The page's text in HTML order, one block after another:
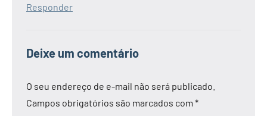
Responder
Deixe um comentário
O seu endereço de e-mail não será publicado.
Campos obrigatórios são marcados com *